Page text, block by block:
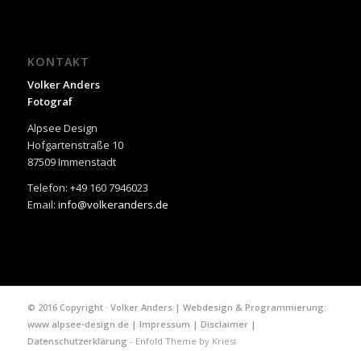
KONTAKT
Volker Anders
Fotograf
Alpsee Design
Hofgartenstraße 10
87509 Immenstadt
Telefon: +49 160 7946023
Email: info@volkeranders.de
© 2016 Copyright · Volker Anders | Webdesign & Programmierung:
www.alpsee-design.de| Impressum | Disclaimer|
Datenschutzerklärung - Enfold Theme by Kriesi